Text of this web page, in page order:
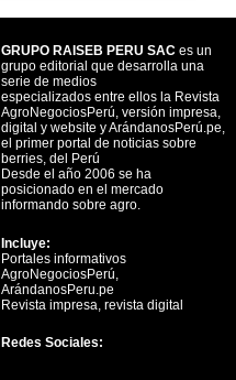
GRUPO RAISEB PERU SAC es un
grupo editorial que desarrolla una
serie de medios
especializados entre ellos la Revista
AgroNegociosPerú, versión impresa,
digital y website y ArándanosPerú.pe,
el primer portal de noticias sobre
berries, del Perú
Desde el año 2006 se ha
posicionado en el mercado
informando sobre agro.
Incluye:
Portales informativos
AgroNegociosPerú,
ArándanosPeru.pe
Revista impresa, revista digital
Redes Sociales: